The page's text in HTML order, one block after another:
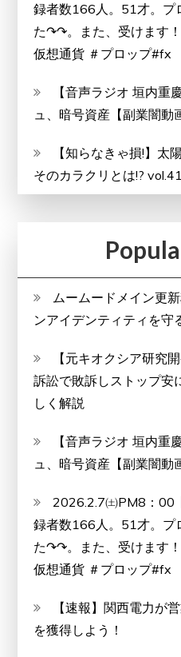
録者数166人。51才。プ
た↷↷。また、受けます
仮想通貨 ＃プロップ#fx
【音声ラジオ 垣内重
ュ、暗号資産【副業闇動
【知らなきゃ損!】太
そのカラクリとは!? vol.41
ムームードメイン更
ンアイデンティティを守
【元キオクシア研究
訴訟で敗訴しストップ安
しく解説
【音声ラジオ 垣内重
ュ、暗号資産【副業闇動
2026.2.7㈯PM8：00
録者数166人。51才。プ
た↷↷。また、受けます
仮想通貨 ＃プロップ#fx
【速報】関西電力が
を獲得しよう！